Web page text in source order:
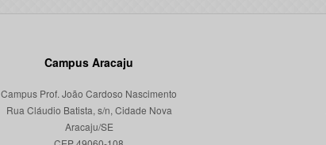
Campus Aracaju
Campus Prof. João Cardoso Nascimento
Rua Cláudio Batista, s/n, Cidade Nova
Aracaju/SE